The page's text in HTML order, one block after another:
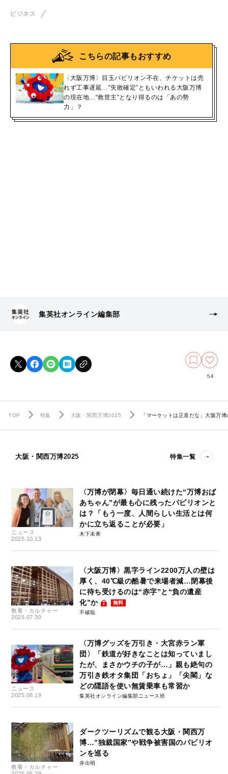
ビジネス
こちらの記事もおすすめ
〈大阪万博〉目玉パビリオン不在、チケットは売
れず工事遅延…”失敗確定”ともいわれる大阪万博
の現在地…“救世主”となり得るのは「あの勢
力」？
集英社オンライン編集部
54
TOP 特集 大阪・関西万博2025 「マーケットは正直だな」大阪万
大阪・関西万博2025 特集一覧
ニュース
2025.10.13
〈万博が閉幕〉毎日通い続けた“万博おば
あちゃん”が最も心に残ったパビリオンと
は？「もう一度、人間らしい生活とは何
かに立ち返ることが必要」
木下未希
教養・カルチャー
2025.07.30
〈大阪万博〉黒字ライン2200万人の壁は
厚く、40℃級の酷暑で来場者減…閉幕後
に待ち受けるのは“赤字”と“負の遺産
化”か
無料
不破聡
ニュース
2025.08.19
〈万博グッズを万引き・大宮赤ラン軍
団〉「鉄道が好きなことは知っていまし
たが、まさかウチの子が…」親も絶句の
万引き鉄オタ集団「おちょ」「尖閣」な
どの隠語を使い無賃乗車も常習か
集英社オンライン編集部ニュース班
教養・カルチャー
ダークツーリズムで観る大阪・関西万
博…”独裁国家”や戦争被害国のパビリオ
ンを巡る
井出明